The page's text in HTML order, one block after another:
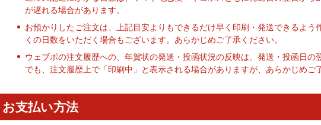
が遅れる場合があります。
お預かりしたご注文は、上記目安よりもできるだけ早く印刷・発送できるよ
くの日数をいただく場合もございます。あらかじめご了承ください。
ウェブポの注文履歴への、年賀状の発送・投函状況の反映は、発送・投函日
でも、注文履歴上で「印刷中」と表示される場合がありますが、あらかじめご
お支払い方法